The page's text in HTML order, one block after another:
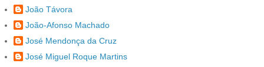
João Távora
João-Afonso Machado
José Mendonça da Cruz
José Miguel Roque Martins